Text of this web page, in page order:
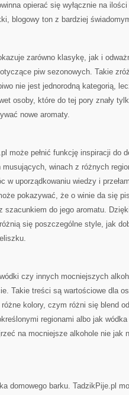
opierać się wyłącznie na
blogowy ton z bardziej
zarówno klasykę, jak i
piw sezonowych. Takie
nie jest jednorodną kategorią,
osoby, które do tej pory znały
nowe aromaty.
może pełnić funkcję inspiracji do
winach z różnych
w uporządkowaniu wiedzy i
pokazywać, że o winie da się
szacunkiem do jego aromatu.
się poszczególne style, jak
czy innych mocniejszych
Takie treści są wartościowe dla
kolory, czym różni się blend
regionami albo jak
na mocniejsze alkohole nie jak
domowego barku. TadzikPije.pl